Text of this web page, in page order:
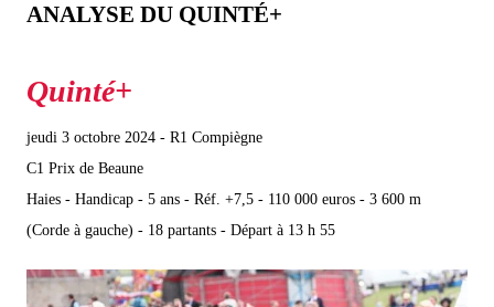
ANALYSE DU QUINTÉ+
jeudi 3 octobre 2024 - R1 Compiègne
C1 Prix de Beaune
Haies - Handicap - 5 ans - Réf. +7,5 - 110 000 euros - 3 600 m
(Corde à gauche) - 18 partants - Départ à 13 h 55